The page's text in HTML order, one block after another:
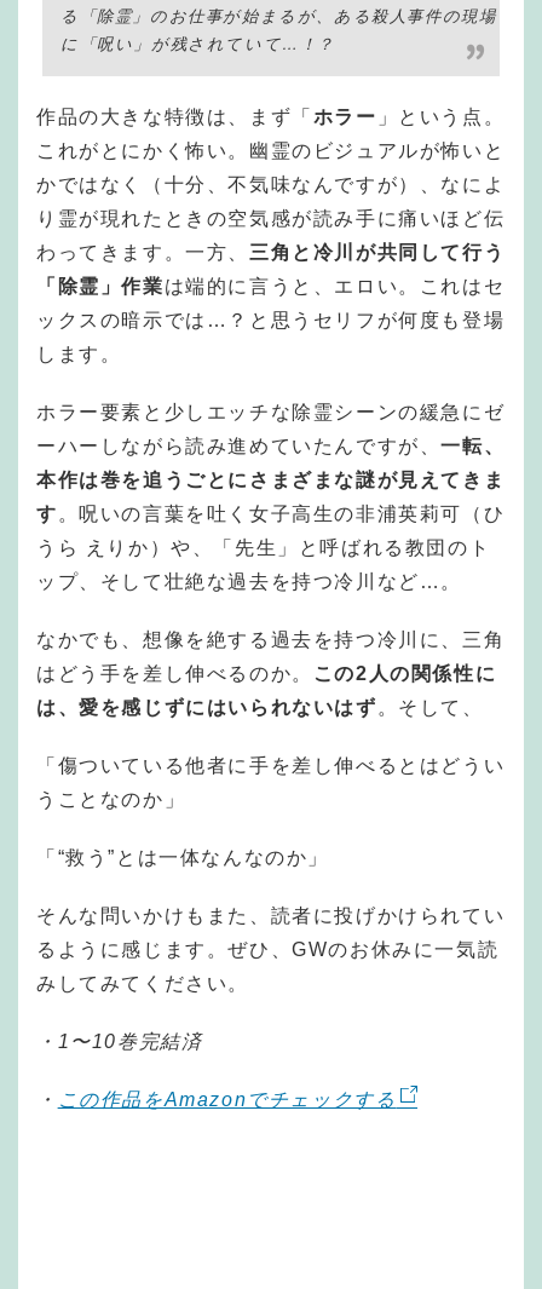
る「除霊」のお仕事が始まるが、ある殺人事件の現場
に「呪い」が残されていて…！？
作品の大きな特徴は、まず「 ホラー 」という点。
これがとにかく怖い。幽霊のビジュアルが怖いと
かではなく（十分、不気味なんですが）、なによ
り霊が現れたときの空気感が読み手に痛いほど伝
わってきます。一方、 三角と冷川が共同して行う
「除霊」作業は端的に言うと、エロい。これはセ
ックスの暗示では…？と思うセリフが何度も登場
します。
ホラー要素と少しエッチな除霊シーンの緩急にゼ
ーハーしながら読み進めていたんですが、一転、
本作は巻を追うごとにさまざまな謎が見えてきま
す 。呪いの言葉を吐く女子高生の非浦英莉可（ひ
うら えりか）や、「先生」と呼ばれる教団のト
ップ、そして壮絶な過去を持つ冷川など…。
なかでも、想像を絶する過去を持つ冷川に、三角
はどう手を差し伸べるのか。
この2人の関係性に
は、愛を感じずにはいられないはず 。そして、
「傷ついている他者に手を差し伸べるとはどうい
うことなのか」
「“救う”とは一体なんなのか」
そんな問いかけもまた、読者に投げかけられてい
るように感じます。ぜひ、GWのお休みに一気読
みしてみてください。
・1〜10巻完結済
・ この作品をAmazonでチェックする